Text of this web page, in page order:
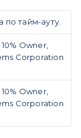
по тайм-ауту.
Owner,
Corporation
Owner,
Corporation